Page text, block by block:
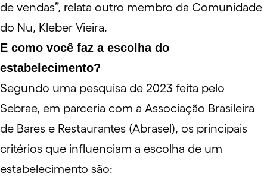
de vendas”, relata outro membro da Comunidade
do Nu, Kleber Vieira.
E como você faz a escolha do
estabelecimento?
Segundo uma pesquisa de 2023 feita pelo
Sebrae, em parceria com a Associação Brasileira
de Bares e Restaurantes (Abrasel), os principais
critérios que influenciam a escolha de um
estabelecimento são: